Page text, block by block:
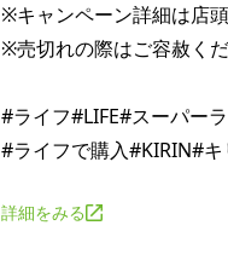
※キャンペーン詳細は店
※売切れの際はご容赦く
#ライフ#LIFE#スーパー
詳細をみる